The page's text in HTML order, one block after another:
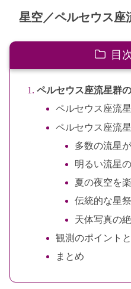
星空／ペルセウス座
目
ペルセウス座流星群
ペルセウス座流
ペルセウス座流
多数の流星
明るい流星
夏の夜空を
伝統的な星
天体写真の
観測のポイント
まとめ